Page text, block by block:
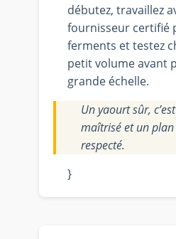
débutez, travaillez
fournisseur certifié
ferments et testez
petit volume avant
grande échelle.
Un yaourt sûr,
maîtrisé et un
respecté.
}